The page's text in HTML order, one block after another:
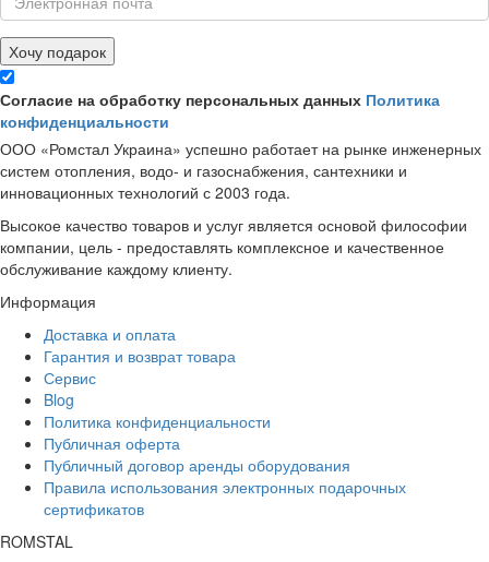
Хочу подарок
Согласие на обработку персональных данных Политика
конфиденциальности
ООО «Ромстал Украина» успешно работает на рынке инженерных
систем отопления, водо- и газоснабжения, сантехники и
инновационных технологий с 2003 года.
Высокое качество товаров и услуг является основой философии
компании, цель - предоставлять комплексное и качественное
обслуживание каждому клиенту.
Информация
Доставка и оплата
Гарантия и возврат товара
Сервис
Blog
Политика конфиденциальности
Публичная оферта
Публичный договор аренды оборудования
Правила использования электронных подарочных
сертификатов
ROMSTAL